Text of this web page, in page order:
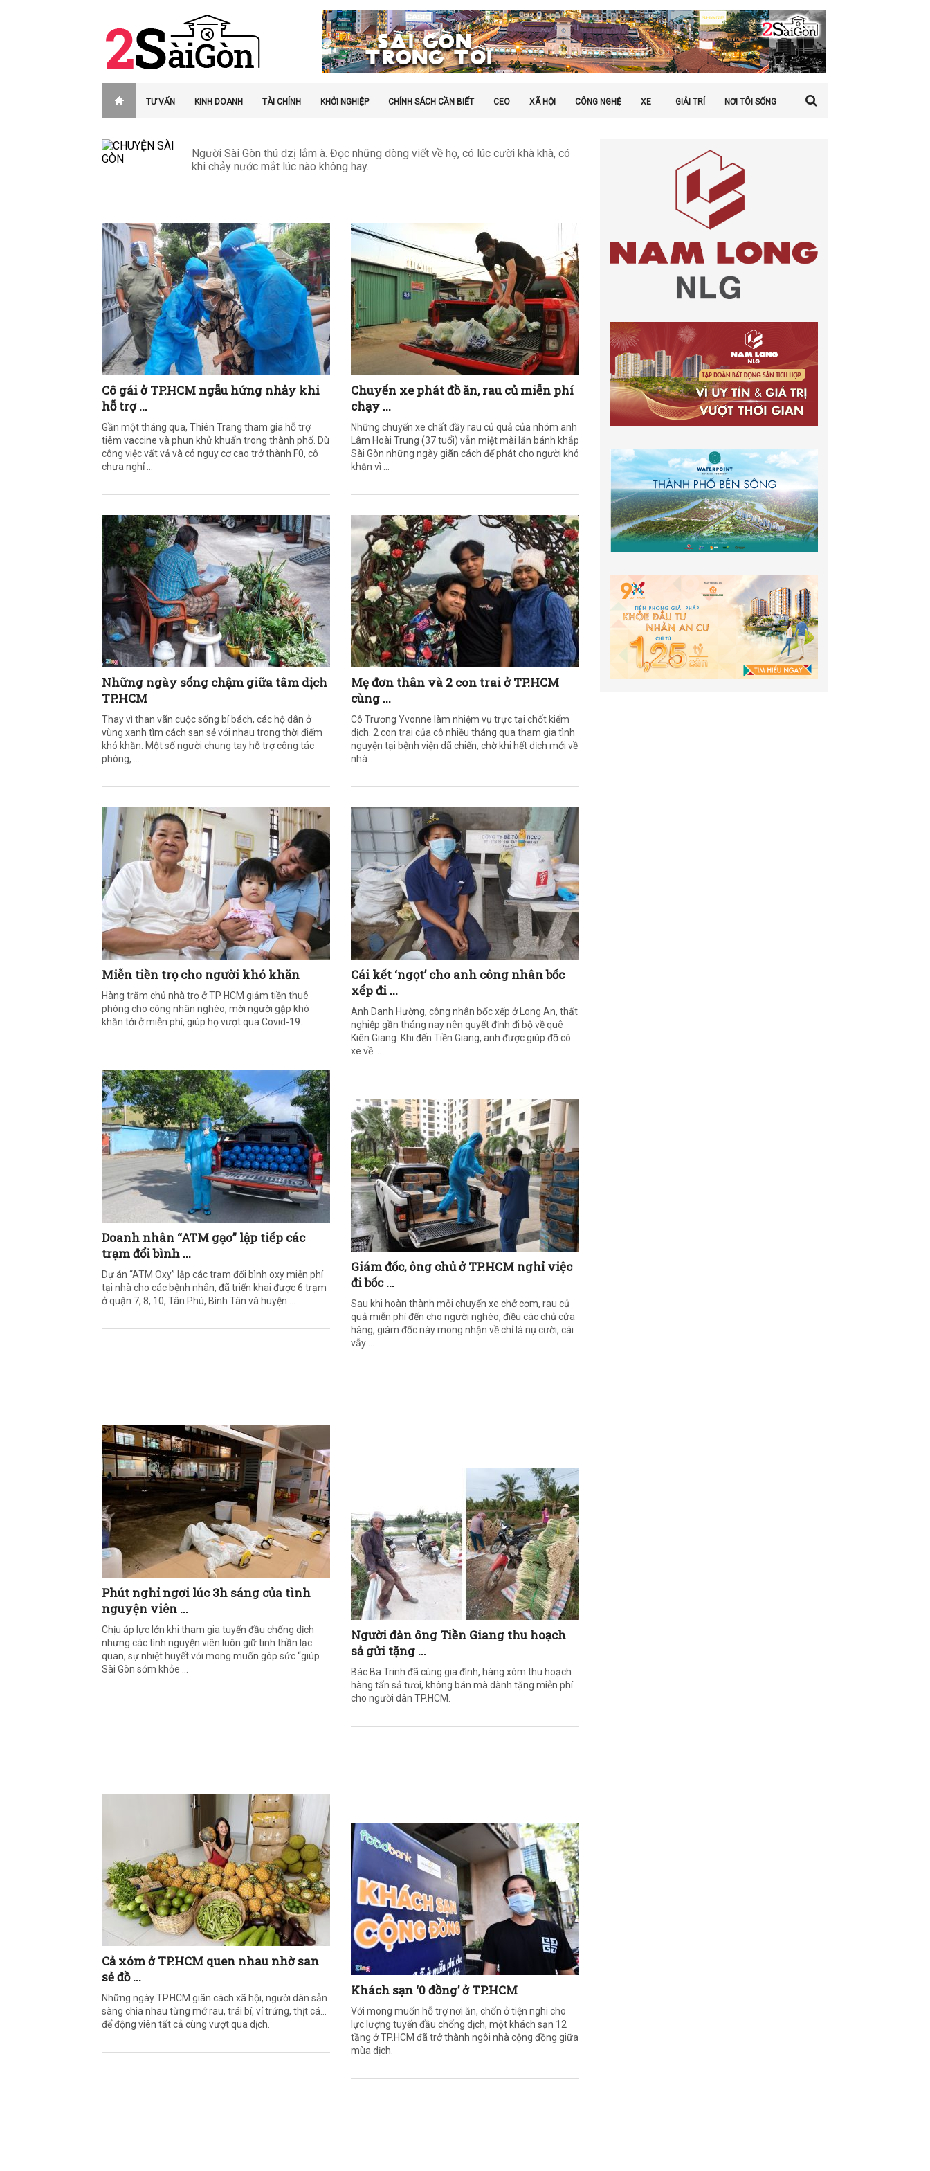
TƯ VẤN KINH DOANH TÀI CHÍNH KHỞI NGHIỆP CHÍNH SÁCH CẦN BIẾT CEO XÃ HỘI CÔNG NGHỆ XE GIẢI TRÍ NƠI TÔI SỐNG
Người Sài Gòn thú dzị lắm à. Đọc những dòng viết về họ, có lúc cười khà khà, có
khi chảy nước mắt lúc nào không hay.
Cô gái ở TP.HCM ngẫu hứng nhảy khi
hỗ trợ ...
Gần một tháng qua, Thiên Trang tham gia hỗ trợ
tiêm vaccine và phun khử khuẩn trong thành phố. Dù
công việc vất vả và có nguy cơ cao trở thành F0, cô
chưa nghỉ ...
Chuyến xe phát đồ ăn, rau củ miễn phí
chạy ...
Những chuyến xe chất đầy rau củ quả của nhóm anh
Lâm Hoài Trung (37 tuổi) vẫn miệt mài lăn bánh khắp
Sài Gòn những ngày giãn cách để phát cho người khó
khăn vì ...
Những ngày sống chậm giữa tâm dịch
TP.HCM
Thay vì than vãn cuộc sống bí bách, các hộ dân ở
vùng xanh tìm cách san sẻ với nhau trong thời điểm
khó khăn. Một số người chung tay hỗ trợ công tác
phòng, ...
Mẹ đơn thân và 2 con trai ở TP.HCM
cùng ...
Cô Trương Yvonne làm nhiệm vụ trực tại chốt kiểm
dịch. 2 con trai của cô nhiều tháng qua tham gia tình
nguyện tại bệnh viện dã chiến, chờ khi hết dịch mới về
nhà.
Miễn tiền trọ cho người khó khăn
Hàng trăm chủ nhà trọ ở TP HCM giảm tiền thuê
phòng cho công nhân nghèo, mời người gặp khó
khăn tới ở miễn phí, giúp họ vượt qua Covid-19.
Cái kết ‘ngọt’ cho anh công nhân bốc
xếp đi ...
Anh Danh Hường, công nhân bốc xếp ở Long An, thất
nghiệp gần tháng nay nên quyết định đi bộ về quê
Kiên Giang. Khi đến Tiền Giang, anh được giúp đỡ có
xe về ...
Doanh nhân “ATM gạo” lập tiếp các
trạm đổi bình ...
Dự án “ATM Oxy” lập các trạm đổi bình oxy miễn phí
tại nhà cho các bệnh nhân, đã triển khai được 6 trạm
ở quận 7, 8, 10, Tân Phú, Bình Tân và huyện ...
Giám đốc, ông chủ ở TP.HCM nghỉ việc
đi bốc ...
Sau khi hoàn thành mỗi chuyến xe chở cơm, rau củ
quả miễn phí đến cho người nghèo, điều các chủ cửa
hàng, giám đốc này mong nhận về chỉ là nụ cười, cái
vẫy ...
Phút nghỉ ngơi lúc 3h sáng của tình
nguyện viên ...
Chịu áp lực lớn khi tham gia tuyến đầu chống dịch
nhưng các tình nguyện viên luôn giữ tinh thần lạc
quan, sự nhiệt huyết với mong muốn góp sức “giúp
Sài Gòn sớm khỏe ...
Người đàn ông Tiền Giang thu hoạch
sả gửi tặng ...
Bác Ba Trinh đã cùng gia đình, hàng xóm thu hoạch
hàng tấn sả tươi, không bán mà dành tặng miễn phí
cho người dân TP.HCM.
Cả xóm ở TP.HCM quen nhau nhờ san
sẻ đồ ...
Những ngày TP.HCM giãn cách xã hội, người dân sẵn
sàng chia nhau từng mớ rau, trái bí, vỉ trứng, thịt cá…
để động viên tất cả cùng vượt qua dịch.
Khách sạn ‘0 đồng’ ở TP.HCM
Với mong muốn hỗ trợ nơi ăn, chốn ở tiện nghi cho
lực lượng tuyến đầu chống dịch, một khách sạn 12
tầng ở TP.HCM đã trở thành ngôi nhà cộng đồng giữa
mùa dịch.